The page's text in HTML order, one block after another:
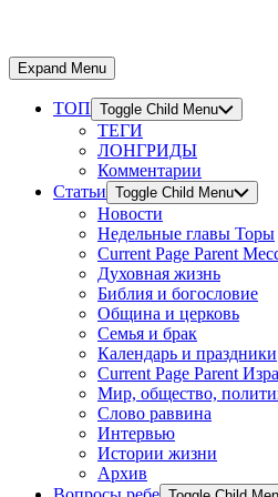
Expand Menu
ТОП Toggle Child Menu
ТЕГИ
ЛОНГРИДЫ
Комментарии
Статьи Toggle Child Menu
Новости
Недельные главы Торы
Current Page Parent
Духовная жизнь
Библия и богословие
Община и церковь
Семья и брак
Календарь и праздники
Current Page Parent
Мир, общество,
Слово раввина
Интервью
Истории жизни
Архив